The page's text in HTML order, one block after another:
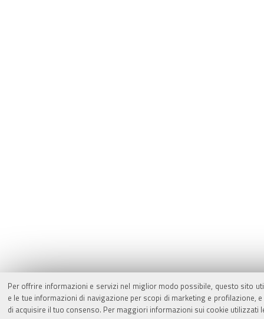
Per offrire informazioni e servizi nel miglior modo possibile, questo sito
e le tue informazioni di navigazione per scopi di marketing e
di acquisire il tuo consenso. Per maggiori informazioni sui cookie utilizzati